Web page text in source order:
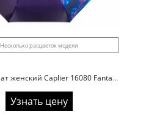
Несколько расцветок модели
Зонт автомат женский Caplier 16080 Fantasy cats
Узнать цену